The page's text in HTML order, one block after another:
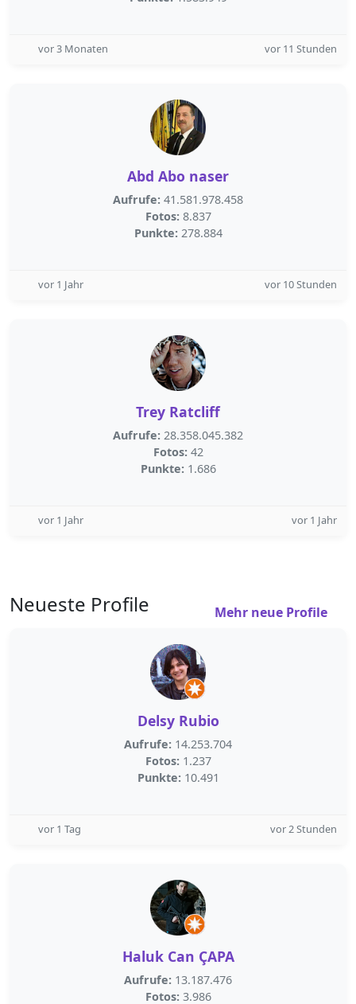
vor 3 Monaten vor 11 Stunden
Abd Abo naser
Aufrufe: 41.581.978.458
Fotos: 8.837
Punkte: 278.884
vor 1 Jahr vor 10 Stunden
Trey Ratcliff
Aufrufe: 28.358.045.382
Fotos: 42
Punkte: 1.686
vor 1 Jahr vor 1 Jahr
Neueste Profile Mehr neue Profile
Delsy Rubio
Aufrufe: 14.253.704
Fotos: 1.237
Punkte: 10.491
vor 1 Tag vor 2 Stunden
Haluk Can ÇAPA
Aufrufe: 13.187.476
Fotos: 3.986